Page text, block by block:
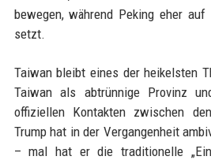
bewegen, während Peking eher
setzt.
Taiwan bleibt eines der heikelsten
Taiwan als abtrünnige Provinz
offiziellen Kontakten zwischen
Trump hat in der Vergangenheit
– mal hat er die traditionelle